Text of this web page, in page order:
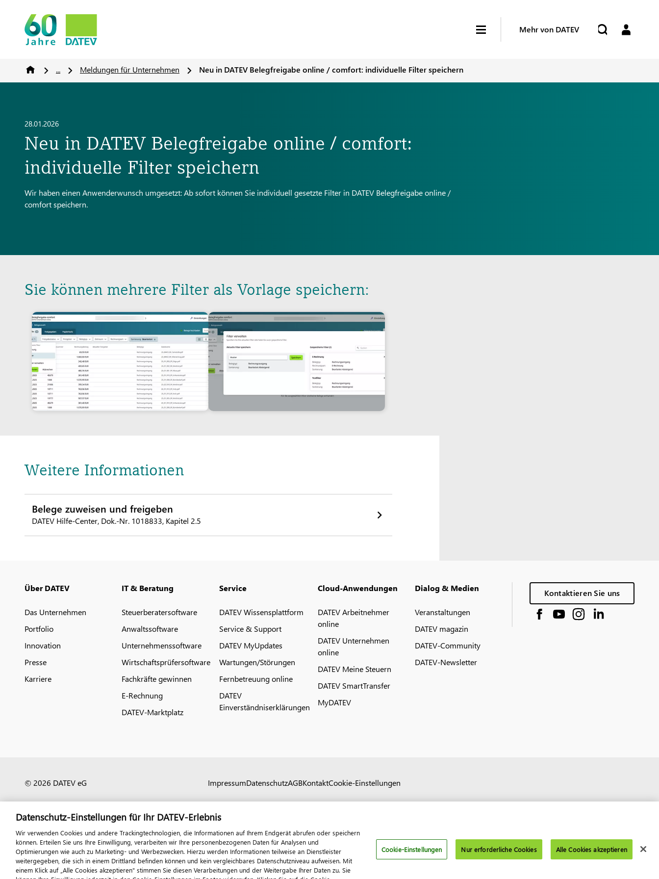
Mehr von DATEV
... Meldungen für Unternehmen Neu in DATEV Belegfreigabe online / comfort: individuelle Filter speichern
28.01.2026
Neu in DATEV Belegfreigabe online / comfort:
individuelle Filter speichern
Wir haben einen Anwenderwunsch umgesetzt: Ab sofort können Sie individuell gesetzte Filter in DATEV Belegfreigabe online /
comfort speichern.
Sie können mehrere Filter als Vorlage speichern:
Weitere Informationen
Belege zuweisen und freigeben
DATEV Hilfe-Center, Dok.-Nr. 1018833, Kapitel 2.5
Über DATEV
Das Unternehmen
Portfolio
Innovation
Presse
Karriere
IT & Beratung
Steuerberatersoftware
Anwaltssoftware
Unternehmenssoftware
Wirtschaftsprüfersoftware
Fachkräfte gewinnen
E-Rechnung
DATEV-Marktplatz
Service
DATEV Wissensplattform
Service & Support
DATEV MyUpdates
Wartungen/Störungen
Fernbetreuung online
DATEV
Einverständniserklärungen
Cloud-Anwendungen
DATEV Arbeitnehmer
online
DATEV Unternehmen
online
DATEV Meine Steuern
DATEV SmartTransfer
MyDATEV
Dialog & Medien
Veranstaltungen
DATEV magazin
DATEV-Community
DATEV-Newsletter
Kontaktieren Sie uns
© 2026 DATEV eG ImpressumDatenschutzAGBKontaktCookie-Einstellungen
Datenschutz-Einstellungen für Ihr DATEV-Erlebnis
Wir verwenden Cookies und andere Trackingtechnologien, die Informationen auf Ihrem Endgerät abrufen oder speichern
können. Erteilen Sie uns Ihre Einwilligung, verarbeiten wir Ihre personenbezogenen Daten für Analysen und
Optimierungen wie auch zu Marketing- und Werbezwecken. Hierzu werden Informationen teilweise an Dienstleister
weitergegeben, die sich in einem Drittland befinden können und kein vergleichbares Datenschutzniveau aufweisen. Mit
einem Klick auf „Alle Cookies akzeptieren" stimmen Sie diesen Verarbeitungen und der Weitergabe Ihrer Daten zu. Sie
Cookie-Einstellungen Nur erforderliche Cookies Alle Cookies akzeptieren